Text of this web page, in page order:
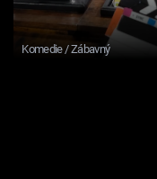
Komedie / Zábavný